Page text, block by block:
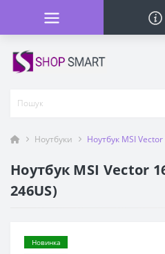
Ноутбуки Ноутбук MSI
Ноутбук MSI Vector
246US)
Новинка